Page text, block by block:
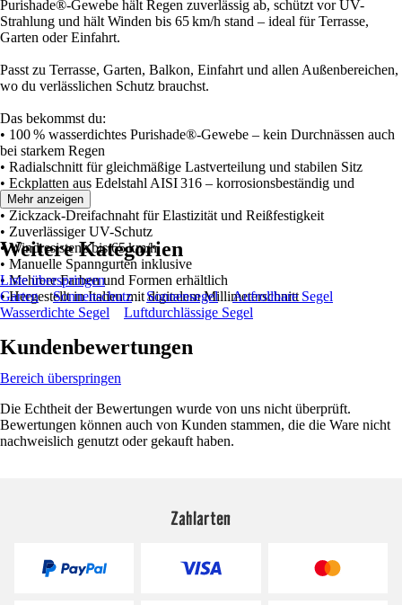
Purishade®-Gewebe hält Regen zuverlässig ab, schützt vor UV-
Strahlung und hält Winden bis 65 km/h stand – ideal für Terrasse,
Garten oder Einfahrt.
Passt zu Terrasse, Garten, Balkon, Einfahrt und allen Außenbereichen,
wo du verlässlichen Schutz brauchst.
Das bekommst du:
• 100 % wasserdichtes Purishade®-Gewebe – kein Durchnässen auch
bei starkem Regen
• Radialschnitt für gleichmäßige Lastverteilung und stabilen Sitz
• Eckplatten aus Edelstahl AISI 316 – korrosionsbeständig und
langlebig
• Zickzack-Dreifachnaht für Elastizität und Reißfestigkeit
• Zuverlässiger UV-Schutz
• Windresistenz bis 65 km/h
• Manuelle Spanngurten inklusive
• Mehrere Farben und Formen erhältlich
• Hergestellt in Italien mit digitalem Millimeterschnitt
Mehr anzeigen
Weitere Kategorien
Liste überspringen
Garten
Sonnenschutz Sonnensegel
Aufrollbare Segel
Wasserdichte Segel
Luftdurchlässige Segel
Kundenbewertungen
Bereich überspringen
Die Echtheit der Bewertungen wurde von uns nicht überprüft.
Bewertungen können auch von Kunden stammen, die die Ware nicht
nachweislich genutzt oder gekauft haben.
Zahlarten